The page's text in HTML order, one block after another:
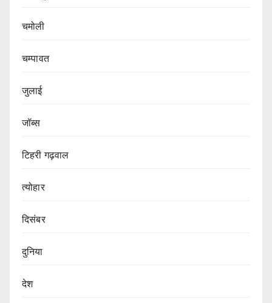
चमोली
चम्पावत
जुलाई
जॉब्स
टिहरी गढ़वाल
त्योहार
दिसंबर
दुनिया
देश